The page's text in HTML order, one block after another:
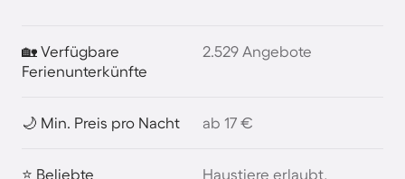
🏡 Verfügbare
Ferienunterkünfte
2.529 Angebote
🌙 Min. Preis pro Nacht ab 17 €
⭐ Beliebte Haustiere erlaubt,